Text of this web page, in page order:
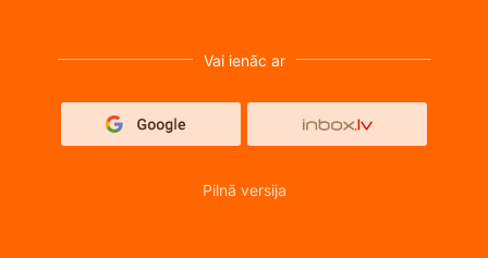
Vai ienāc ar
Pilnā versija